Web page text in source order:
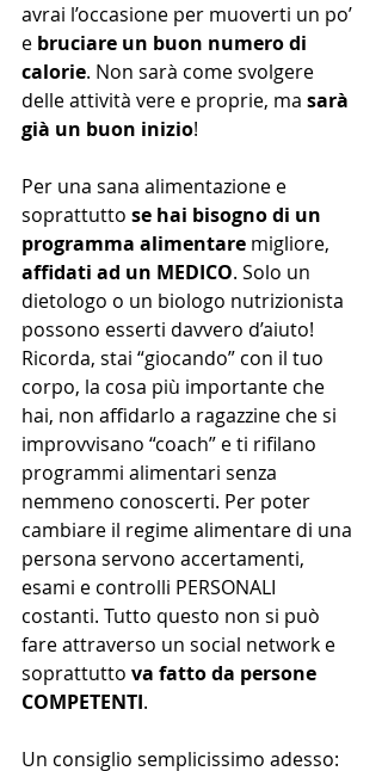
avrai l’occasione per muoverti un po’
e bruciare un buon numero di
calorie. Non sarà come svolgere
delle attività vere e proprie, ma sarà
già un buon inizio!
Per una sana alimentazione e
soprattutto se hai bisogno di un
programma alimentare migliore,
affidati ad un MEDICO. Solo un
dietologo o un biologo nutrizionista
possono esserti davvero d’aiuto!
Ricorda, stai “giocando” con il tuo
corpo, la cosa più importante che
hai, non affidarlo a ragazzine che si
improvvisano “coach” e ti rifilano
programmi alimentari senza
nemmeno conoscerti. Per poter
cambiare il regime alimentare di una
persona servono accertamenti,
esami e controlli PERSONALI
costanti. Tutto questo non si può
fare attraverso un social network e
soprattutto va fatto da persone
COMPETENTI.
Un consiglio semplicissimo adesso: